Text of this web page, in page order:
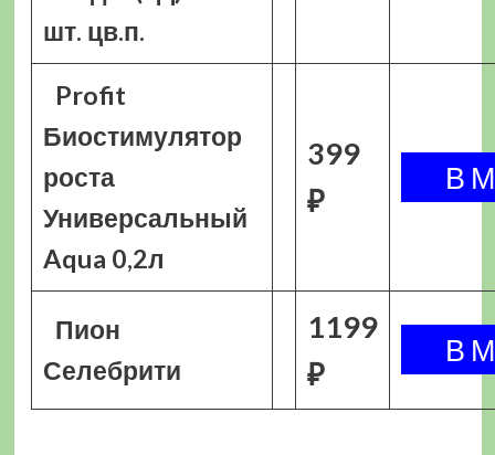
шт. цв.п.
Profit
Биостимулятор
роста
Универсальный
Aqua 0,2л
399
₽
Пион
Селебрити
1199
₽